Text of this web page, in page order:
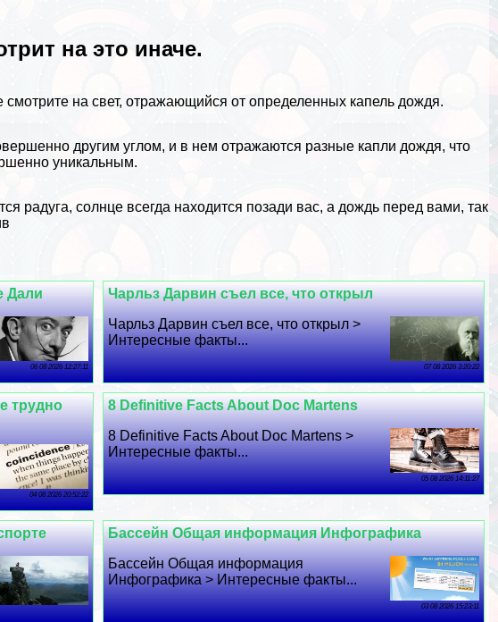
на это иначе.
на свет, отражающийся от определенных капель дождя.
другим углом, и в нем отражаются разные капли дождя, что
уникальным.
радуга, солнце всегда находится позади вас, а дождь перед вами, так
Чарльз Дарвин съел все, что открыл
Чарльз Дарвин съел все, что открыл >
Интересные факты...
07 08 2026 3:20:22
Дали
06 08 2026 12:27:11
8 Definitive Facts About Doc Martens
8 Definitive Facts About Doc Martens >
Интересные факты...
05 08 2026 14:11:27
трудно
04 08 2026 20:52:22
Бассейн Общая информация Инфографика
Бассейн Общая информация
Инфографика > Интересные факты...
03 08 2026 15:23:11